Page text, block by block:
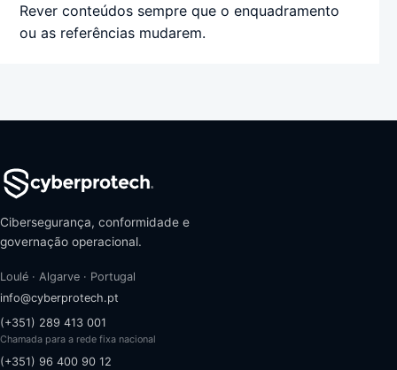
Rever conteúdos sempre que o enquadramento
ou as referências mudarem.
Cibersegurança, conformidade e
governação operacional.
Loulé · Algarve · Portugal
info@cyberprotech.pt
(+351) 289 413 001
Chamada para a rede fixa nacional
(+351) 96 400 90 12